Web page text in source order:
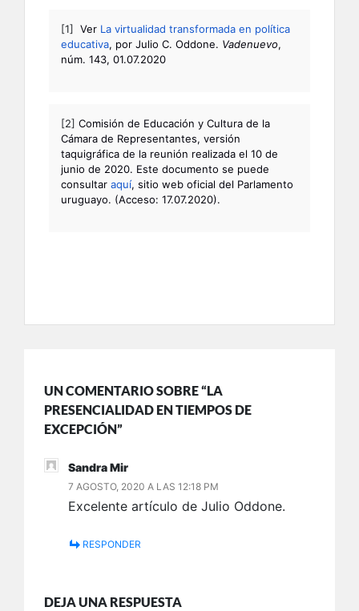
[1] Ver La virtualidad transformada en política
educativa, por Julio C. Oddone. Vadenuevo,
núm. 143, 01.07.2020
[2] Comisión de Educación y Cultura de la
Cámara de Representantes, versión
taquigráfica de la reunión realizada el 10 de
junio de 2020. Este documento se puede
consultar aquí, sitio web oficial del Parlamento
uruguayo. (Acceso: 17.07.2020).
UN COMENTARIO SOBRE “LA
PRESENCIALIDAD EN TIEMPOS DE
EXCEPCIÓN”
Sandra Mir
7 AGOSTO, 2020 A LAS 12:18 PM
Excelente artículo de Julio Oddone.
RESPONDER
DEJA UNA RESPUESTA